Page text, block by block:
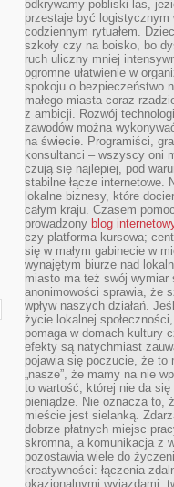
odkrywamy pobliski las,
przestaje być
codziennym rytuałem.
szkoły czy na boisko, bo
ruch uliczny mniej
ogromne ułatwienie w
spokoju o bezpieczeństwo
małego miasta coraz
z ambicji. Rozwój
zawodów można
na świecie. Programiści,
konsultanci – wszyscy oni
czują się najlepiej, pod
stabilne łącze internetowe.
lokalne biznesy, które
całym kraju. Czasem
prowadzony blog
czy platforma kursowa;
się w małym gabinecie w
wynajętym biurze nad
miasto ma też swój wymiar
anonimowości sprawia, że
wpływ naszych działań.
życie lokalnej
pomaga w domach kultury
efekty są natychmiast
pojawia się poczucie, że to
„nasze”, że mamy na nie
to wartość, której nie da
pieniądze. Nie oznacza to,
mieście jest sielanką.
dobrze płatnych miejsc
skromna, a komunikacja z
pozostawia wiele do
kreatywności: łączenia
okazjonalnymi wyjazdami,